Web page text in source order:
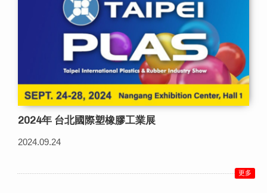
2024年 台北國際塑橡膠工業展
2024.09.24
更多